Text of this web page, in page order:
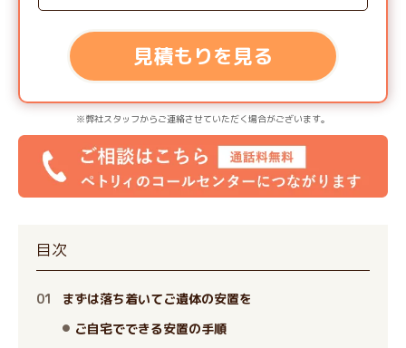
見積もりを見る
※弊社スタッフからご連絡させていただく場合がございます。
目次
まずは落ち着いてご遺体の安置を
ご自宅でできる安置の手順